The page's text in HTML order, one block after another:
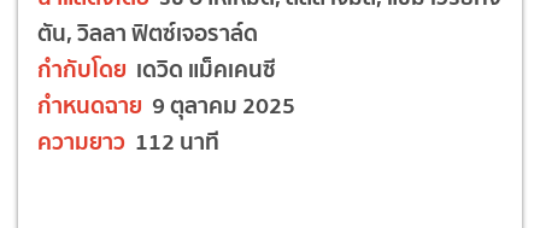
ตัน, วิลลา ฟิตซ์เจอราล์ด
กำกับโดย เดวิด แม็คเคนซี
กำหนดฉาย 9 ตุลาคม 2025
ความยาว 112 นาที